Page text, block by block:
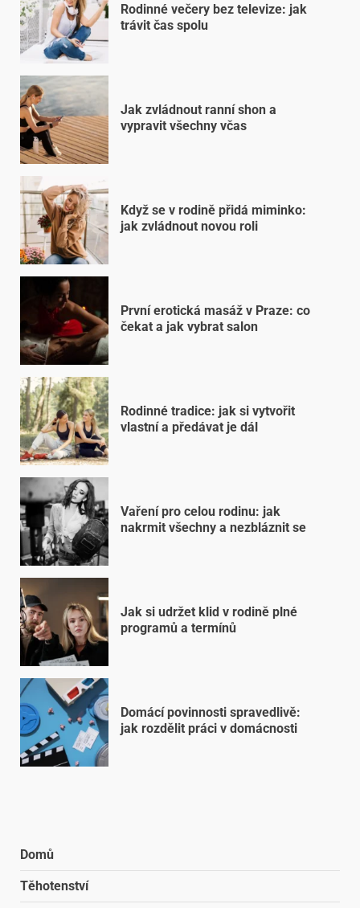
Rodinné večery bez televize: jak
trávit čas spolu
Jak zvládnout ranní shon a
vypravit všechny včas
Když se v rodině přidá miminko:
jak zvládnout novou roli
První erotická masáž v Praze: co
čekat a jak vybrat salon
Rodinné tradice: jak si vytvořit
vlastní a předávat je dál
Vaření pro celou rodinu: jak
nakrmit všechny a nezbláznit se
Jak si udržet klid v rodině plné
programů a termínů
Domácí povinnosti spravedlivě:
jak rozdělit práci v domácnosti
Domů
Těhotenství